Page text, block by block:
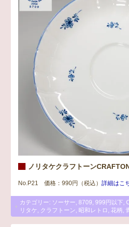
ノリタケクラフトーン
No.P21 価格：990円（税込）詳細はこ
カテゴリー: ソーサー ,8709 ,999円以下 ,
リタケ
クラフトーン 昭和レトロ ,花柄 ,